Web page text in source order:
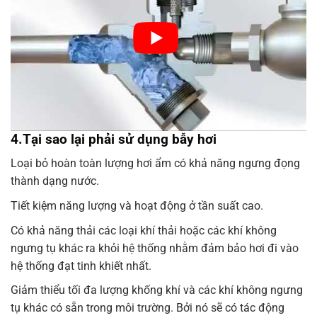
4.Tại sao lại phải sử dụng bẫy hơi
Loại bỏ hoàn toàn lượng hơi ẩm có khả năng ngưng đọng
thành dạng nước.
Tiết kiệm năng lượng và hoạt động ở tần suất cao.
Có khả năng thải các loại khí thải hoặc các khí không
ngưng tụ khác ra khỏi hệ thống nhằm đảm bảo hơi đi vào
hệ thống đạt tinh khiết nhất.
Giảm thiểu tối đa lượng khống khí và các khí không ngưng
tụ khác có sẵn trong môi trường. Bởi nó sẽ có tác động